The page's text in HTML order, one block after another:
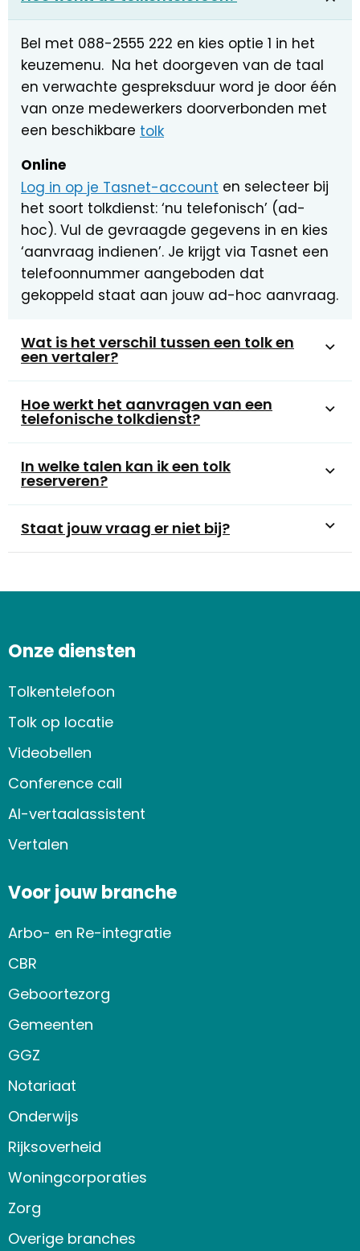
Bel met 088-2555 222 en kies optie 1 in het
keuzemenu. Na het doorgeven van de taal
en verwachte gespreksduur word je door één
van onze medewerkers doorverbonden met
een beschikbare tolk
Online
Log in op je Tasnet-account en selecteer bij
het soort tolkdienst: ‘nu telefonisch’ (ad-
hoc). Vul de gevraagde gegevens in en kies
‘aanvraag indienen’. Je krijgt via Tasnet een
telefoonnummer aangeboden dat
gekoppeld staat aan jouw ad-hoc aanvraag.
Wat is het verschil tussen een tolk en
een vertaler?
Hoe werkt het aanvragen van een
telefonische tolkdienst?
In welke talen kan ik een tolk
reserveren?
Staat jouw vraag er niet bij?
Onze diensten
Tolkentelefoon
Tolk op locatie
Videobellen
Conference call
AI-vertaalassistent
Vertalen
Voor jouw branche
Arbo- en Re-integratie
CBR
Geboortezorg
Gemeenten
GGZ
Notariaat
Onderwijs
Rijksoverheid
Woningcorporaties
Zorg
Overige branches